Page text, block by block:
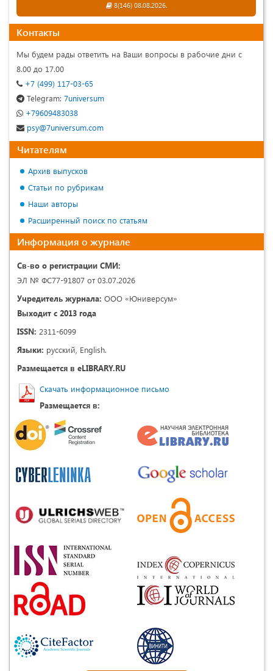
8(146) 08.08.2026.
Контакты
Мы будем рады ответить на Ваши вопросы в рабочие дни с
8.00 до 17.00
+7 (499) 117-03-65
Telegram: 7universum
+79609483038
psy@7universum.com
Читателям
Архив выпусков
Статьи по рубрикам
Наши авторы
Расширенный поиск по статьям
Информация о журнале
Св-во о регистрации СМИ:
ЭЛ № ФС77-91807 от 03.07.2026
Учредитель журнала: ООО «Юниверсум»
Выходит с 2013 года
ISSN: 2311-6099
Языки: русский, English.
Размещается в eLIBRARY.RU
Скачать информационное письмо
Размещается в: